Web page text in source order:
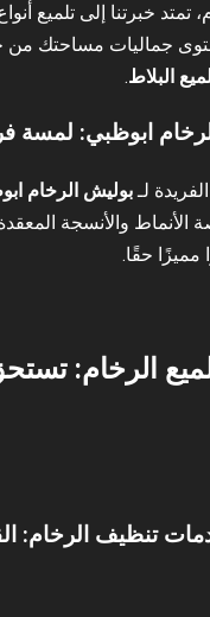
تمتد خبرتنا إلى تلميع
جماليات مساحتك من
البلاط.
لـ بوليش الرخام
الأنماط والأنسجة
حقًا.
الرخام:
تنظيف الرخام: